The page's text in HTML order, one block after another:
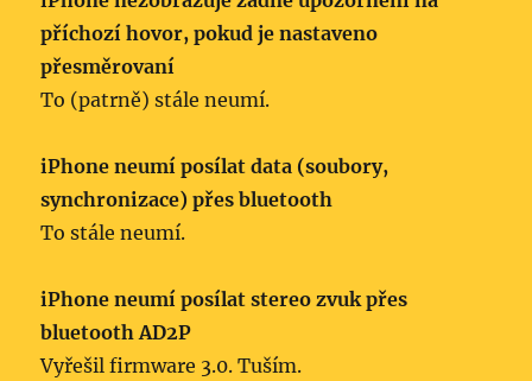
příchozí hovor, pokud je nastaveno
přesměrovaní
To (patrně) stále neumí.
iPhone neumí posílat data (soubory,
synchronizace) přes bluetooth
To stále neumí.
iPhone neumí posílat stereo zvuk přes
bluetooth AD2P
Vyřešil firmware 3.0. Tuším.